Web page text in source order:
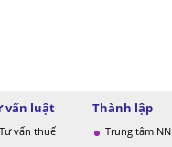
vấn luật
Tư vấn thuế
Thành lập
Trung tâm NN